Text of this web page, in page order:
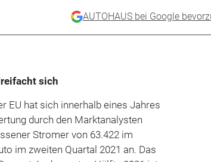
AUTOHAUS bei Google
sich
EU hat sich innerhalb eines Jahres
durch den Marktanalysten
Stromer von 63.422 im
im zweiten Quartal 2021 an. Das